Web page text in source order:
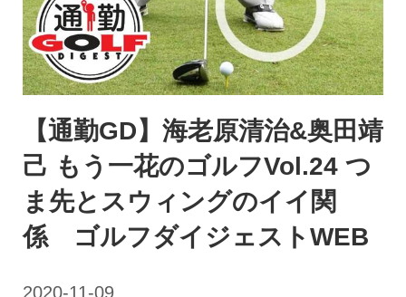
【通勤GD】海老原清治&奥田靖
己 もう一花のゴルフVol.24 つ
ま先とスウィングのイイ関
係 ゴルフダイジェストWEB